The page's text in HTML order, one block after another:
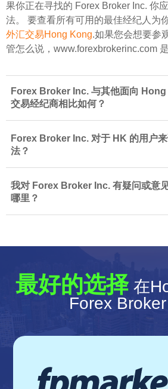
果你正在寻找的 Forex Broker Inc. 你
法。 要查看所有可用的最佳经纪人为
外汇交易Hong Kong.如果您会想要参
管怎么说，www.forexbrokerinc.com
Forex Broker Inc. 与其他面向
交易经纪商相比如何？
Forex Broker Inc. 对于 HK 的用户
法？
我对 Forex Broker Inc. 有疑问或意
哪里？
最好的选择在
Forex